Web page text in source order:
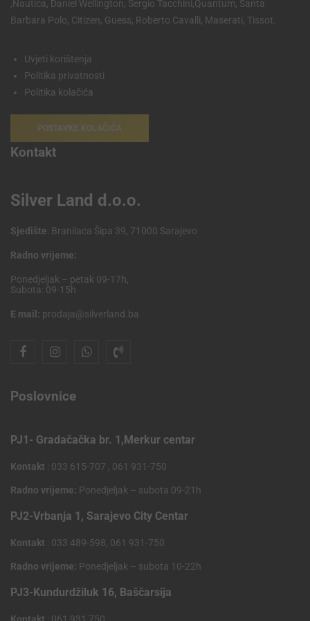
,Nautica, Daniel Wellington, Sergio Tacchini,Quantum, Santa
Barbara Polo, Citizen, Guess, Roberto Cavalli, Maserati, Tissot.
Uvjeti korištenja
Politika privatnosti
Politika kolačića
POSTAVKE KOLAČIĆA
Kontakt
Silver Land d.o.o.
Sjedište: Branilaca Šipa 39, 71000 Sarajevo
Radno vrijeme:
Ponedjeljak – petak 09-17h,
Subota: 09-15h
E mail: prodaja@silverland.ba
Poslovnice
PJ1- Gradačačka br. 1,Merkur centar
Kontakt : 033 615-707 , 061 931-750
Radno vrijeme: Ponedjeljak – subota 09-21h
PJ2-Vrbanja 1, Sarajevo City Centar
Kontakt : 033 489-598, 061 931-750
Radno vrijeme: Ponedjeljak – subota 10-22h
PJ3-Kundurdžiluk 16, Baščarsija